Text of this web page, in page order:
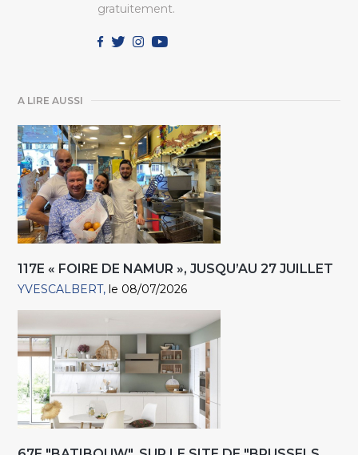
gratuitement.
A LIRE AUSSI
117E « FOIRE DE NAMUR », JUSQU’AU 27 JUILLET
YVESCALBERT le 08/07/2026